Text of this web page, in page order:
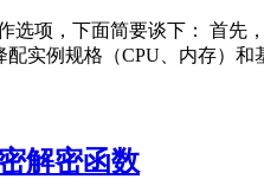
项，下面简要谈下： 首先
实例规格（CPU、内存）
解密函数